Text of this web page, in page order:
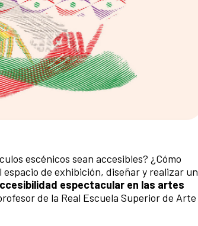
escénicos sean accesibles? ¿Cómo
de exhibición, diseñar y realizar un
espectacular en las artes
de la Real Escuela Superior de Arte